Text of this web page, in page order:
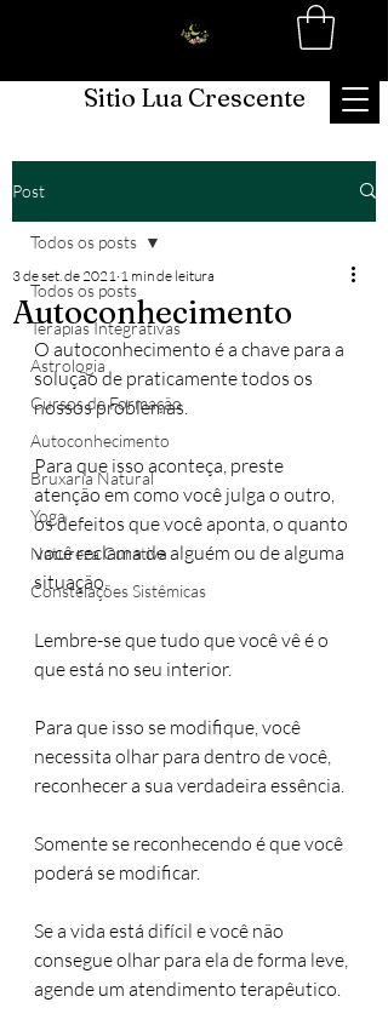
Sitio Lua Crescente
Post
Todos os posts
Terapias Integrativas
Astrologia
Cursos de Formação
Autoconhecimento
Bruxaria Natural
Yoga
Natureza Curativa
Constelações Sistêmicas
Todos os posts
Autoconhecimento
3 de set. de 2021 1 min de leitura
O autoconhecimento é a chave para a
solução de praticamente todos os
nossos problemas.
Para que isso aconteça, preste
atenção em como você julga o outro,
os defeitos que você aponta, o quanto
você reclama de alguém ou de alguma
situação.
Lembre-se que tudo que você vê é o
que está no seu interior.
Para que isso se modifique, você
necessita olhar para dentro de você,
reconhecer a sua verdadeira essência.
Somente se reconhecendo é que você
poderá se modificar.
Se a vida está difícil e você não
consegue olhar para ela de forma leve,
agende um atendimento terapêutico.